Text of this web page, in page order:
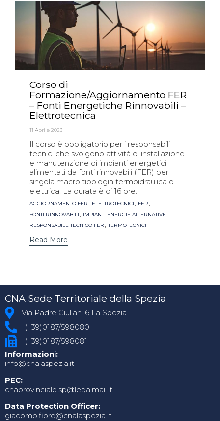
Corso di
Formazione/Aggiornamento FER
– Fonti Energetiche Rinnovabili –
Elettrotecnica
11 Aprile 2023
Il corso è obbligatorio per i responsabili
tecnici che svolgono attività di installazione
e manutenzione di impianti energetici
alimentati da fonti rinnovabili (FER) per
singola macro tipologia termoidraulica o
elettrica. La durata è di 16 ore.
Tags
AGGIORNAMENTO FER , ELETTROTECNICI , FER ,
FONTI RINNOVABILI , IMPIANTI ENERGIE ALTERNATIVE ,
RESPONSABILE TECNICO FER ,TERMOTECNICI
Read More
CNA Sede Territoriale della Spezia
Via Padre Giuliani 6 La Spezia
(+39)0187/598080
(+39)0187/598081
Informazioni:
info@cnalaspezia.it
PEC:
cnaprovinciale.sp@legalmail.it
Data Protection Officer:
giacomo.fiore@cnalaspezia.it